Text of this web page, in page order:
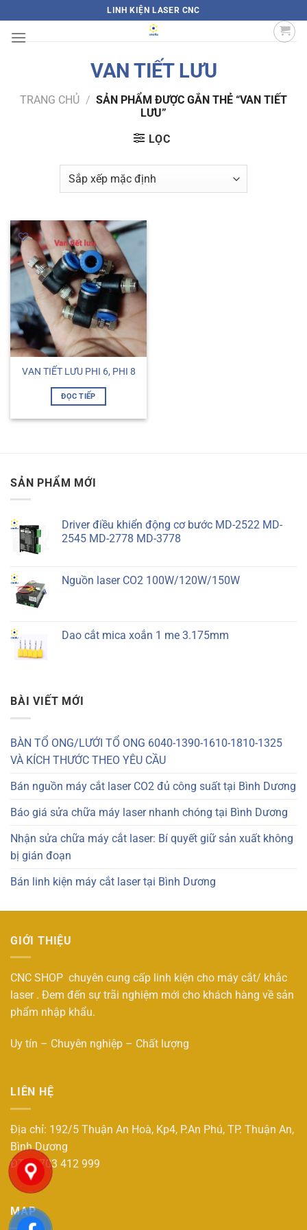
qua
nội
LINH KIỆN LASER CNC
VAN TIẾT LƯU
TRANG CHỦ / SẢN PHẨM ĐƯỢC GẮN THẺ “VAN TIẾT
LƯU”
LỌC
VAN TIẾT LƯU PHI 6, PHI 8
ĐỌC TIẾP
SẢN PHẨM MỚI
Driver điều khiển động cơ bước MD-2522 MD-
2545 MD-2778 MD-3778
Nguồn laser CO2 100W/120W/150W
Dao cắt mica xoắn 1 me 3.175mm
BÀI VIẾT MỚI
BÀN TỔ ONG/LƯỚI TỔ ONG 6040-1390-1610-1810-1325
VÀ KÍCH THƯỚC THEO YÊU CẦU
Bán nguồn máy cắt laser CO2 đủ công suất tại Bình Dương
Báo giá sửa chữa máy laser nhanh chóng tại Bình Dương
Nhận sửa chữa máy cắt laser: Bí quyết giữ sản xuất không
bị gián đoạn
Bán linh kiện máy cắt laser tại Bình Dương
GIỚI THIỆU
CNC SHOP chuyên cung cấp linh kiện cho máy cắt/ khắc
laser . Đem đến sự trãi nghiệm mới cho khách hàng về sản
phẩm nhập khẩu.
Uy tín – Chuyên nghiệp – Chất lượng
LIÊN HỆ
Địa chỉ: 192/5 Thuận An Hoà, Kp4, P.An Phú, TP. Thuận An,
Bình Dương
ĐT : 0703 412 999
MAP